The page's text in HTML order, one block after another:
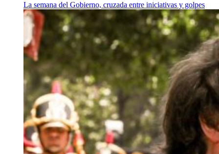
La semana del Gobierno, cruzada entre iniciativas y golpes